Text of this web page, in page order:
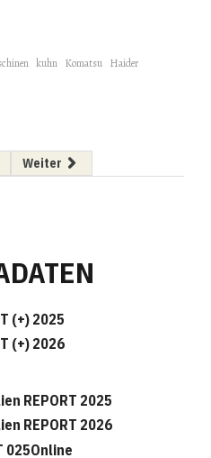
kuhn Komatsu Haider
Beitrag: Geprüfte Sicherheit und
Nächster Beitrag: Capatect
Weiter
(+) 2025
(+) 2026
REPORT 2025
REPORT 2026
025Online